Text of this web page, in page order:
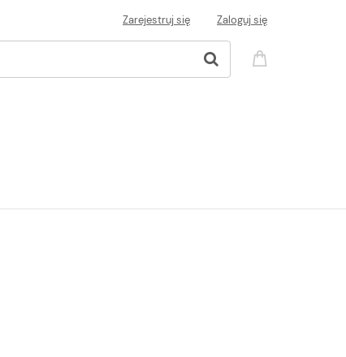
Zarejestruj się Zaloguj się